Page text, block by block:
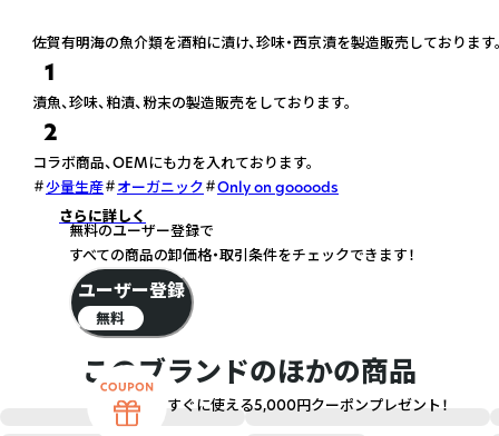
佐賀有明海の魚介類を酒粕に漬け、珍味・西京漬を製造販売しております
1
漬魚、珍味、粕漬、粉末の製造販売をしております。
2
コラボ商品、OEMにも力を入れております。
少量生産
オーガニック
Only on goooods
さらに詳しく
このブランドのほかの商品
無料のユーザー登録で
すべての商品の卸価格・取引条件をチェックできます！
ユーザー登録
無料
すぐに使える5,000円クーポンプレゼント！